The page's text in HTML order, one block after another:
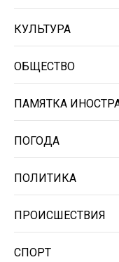
КУЛЬТУРА
ОБЩЕСТВО
ПАМЯТКА
ПОГОДА
ПОЛИТИКА
ПРОИСШЕСТВИЯ
СПОРТ